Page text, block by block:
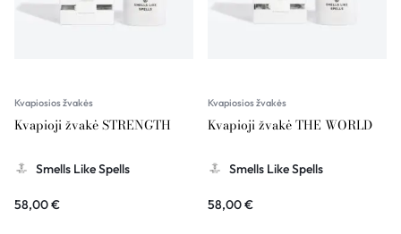
Kvapiosios žvakės
Kvapioji žvakė STRENGTH
Smells Like Spells
58,00€
Kvapiosios žvakės
Kvapioji žvakė THE WORLD
Smells Like Spells
58,00€